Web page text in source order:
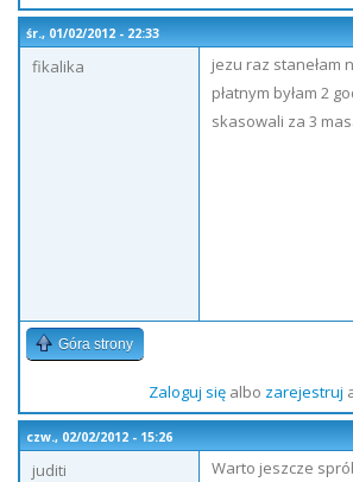
śr., 01/02/2012 - 22:33
fikalika
jezu raz stanełam
płatnym byłam 2
skasowali za 3
Góra strony
Zaloguj sięalbo zarejestruj
czw., 02/02/2012 - 15:26
juditi
Warto jeszcze